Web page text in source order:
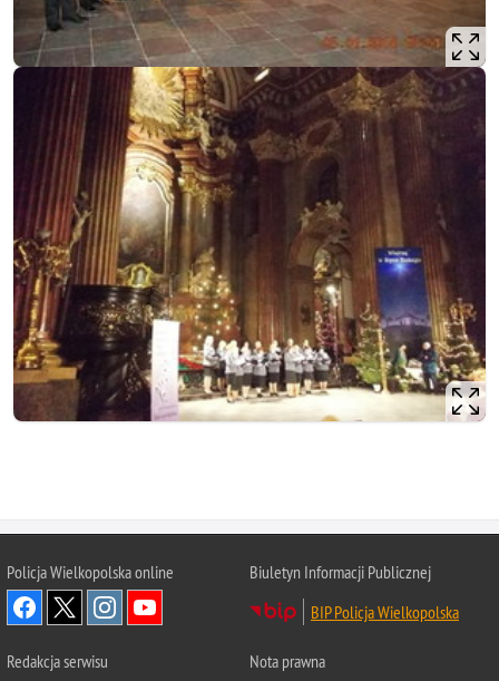
Policja Wielkopolska online
Biuletyn Informacji Publicznej
BIP Policja Wielkopolska
Redakcja serwisu
Nota prawna